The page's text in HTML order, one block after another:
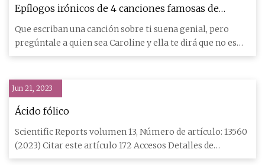
Epílogos irónicos de 4 canciones famosas de
'historias reales'
Que escriban una canción sobre ti suena genial, pero
pregúntale a quien sea Caroline y ella te dirá que no es
universal
Jun 21, 2023
Ácido fólico
Scientific Reports volumen 13, Número de artículo: 13560
(2023) Citar este artículo 172 Accesos Detalles de
métricas El